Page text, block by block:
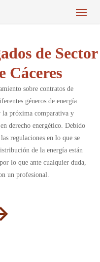
Menu
de Sector
Cáceres
sobre contratos de
géneros de energía
la próxima comparativa y
derecho energético. Debido
regulaciones en lo que se
de la energía están
lo que ante cualquier duda,
un profesional.